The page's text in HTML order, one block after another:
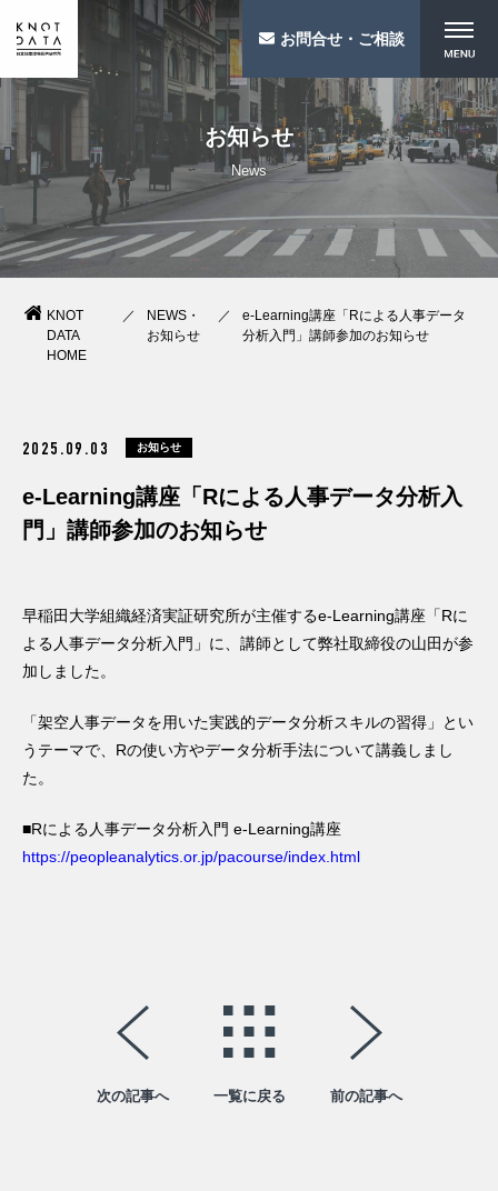
お問合せ・ご相談
お知らせ
News
KNOT
DATA
HOME
NEWS・
お知らせ
e-Learning講座「Rによる人事データ
分析入門」講師参加のお知らせ
2025.09.03 お知らせ
e-Learning講座「Rによる人事データ分析入
門」講師参加のお知らせ
早稲田大学組織経済実証研究所が主催するe-Learning講座「Rに
よる人事データ分析入門」に、講師として弊社取締役の山田が参
加しました。
「架空人事データを用いた実践的データ分析スキルの習得」とい
うテーマで、Rの使い方やデータ分析手法について講義しまし
た。
■Rによる人事データ分析入門 e-Learning講座
https://peopleanalytics.or.jp/pacourse/index.html
次の記事へ 一覧に戻る 前の記事へ